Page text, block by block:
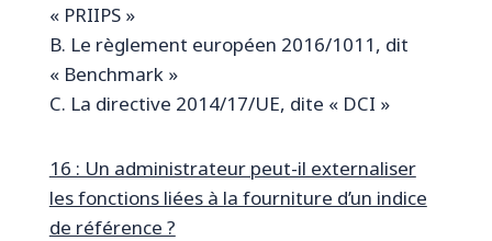
« PRIIPS »
B. Le règlement européen 2016/1011, dit
« Benchmark »
C. La directive 2014/17/UE, dite « DCI »
16 : Un administrateur peut-il externaliser
les fonctions liées à la fourniture d’un indice
de référence ?